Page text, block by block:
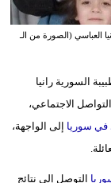
تعليم
مرأة
علوم
وتكنولوجيا
بيئة
مدوَّنات
العباسي (الصورة من الـ
السورية رانيا
الاجتماعي،
في سوريا إلى الواجهة،
التوصل إلى نتائج